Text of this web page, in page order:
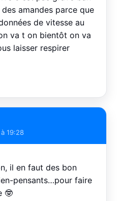
amandes parce que
de vitesse au
va t on bientôt on va
laisser respirer
19:28
il en faut des bon
pensants…pour faire
🤓